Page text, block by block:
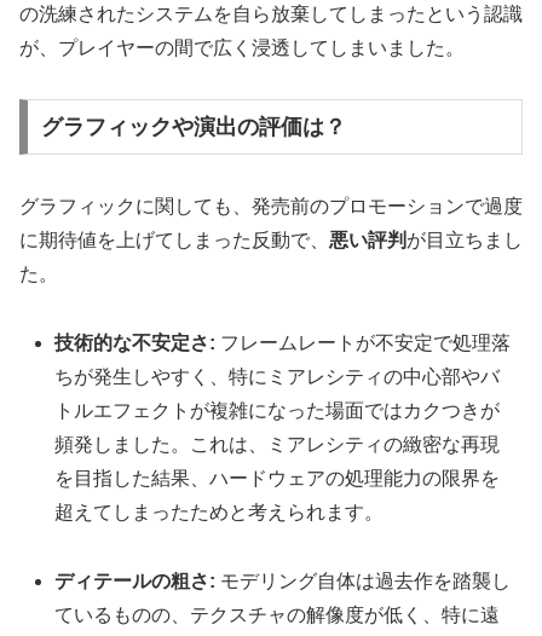
の洗練されたシステムを自ら放棄してしまったという認識
が、プレイヤーの間で広く浸透してしまいました。
グラフィックや演出の評価は？
グラフィックに関しても、発売前のプロモーションで過度
に期待値を上げてしまった反動で、 悪い評判 が目立ちまし
た。
技術的な不安定さ: フレームレートが不安定で処理落
ちが発生しやすく、特にミアレシティの中心部やバ
トルエフェクトが複雑になった場面ではカクつきが
頻発しました。これは、ミアレシティの緻密な再現
を目指した結果、ハードウェアの処理能力の限界を
超えてしまったためと考えられます。
ディテールの粗さ: モデリング自体は過去作を踏襲し
ているものの、テクスチャの解像度が低く、特に遠